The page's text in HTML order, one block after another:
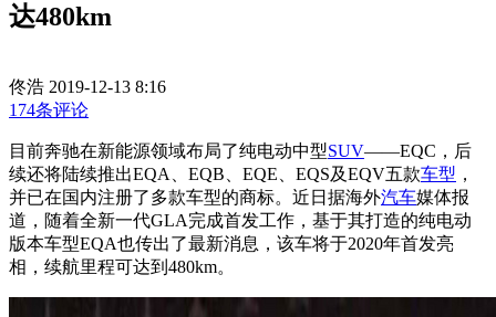
达480km
佟浩 2019-12-13 8:16
174条评论
目前奔驰在新能源领域布局了纯电动中型SUV——EQC，后
续还将陆续推出EQA、EQB、EQE、EQS及EQV五款车型 ，
并已在国内注册了多款车型的商标。近日据海外汽车媒体报
道，随着全新一代GLA完成首发工作，基于其打造的纯电动
版本车型EQA也传出了最新消息，该车将于2020年首发亮
相，续航里程可达到480km。